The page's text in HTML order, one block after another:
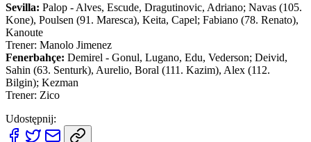
Sevilla: Palop - Alves, Escude, Dragutinovic, Adriano; Navas (105.
Kone), Poulsen (91. Maresca), Keita, Capel; Fabiano (78. Renato),
Kanoute
Trener: Manolo Jimenez
Fenerbahçe: Demirel - Gonul, Lugano, Edu, Vederson; Deivid,
Sahin (63. Senturk), Aurelio, Boral (111. Kazim), Alex (112.
Bilgin); Kezman
Trener: Zico
Udostępnij: